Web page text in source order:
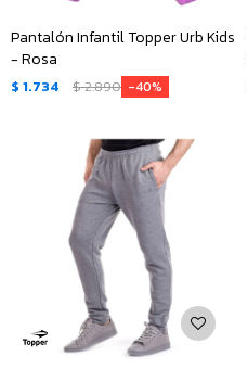
Pantalón Infantil Topper Urb Kids
- Rosa
$ 1.734 $2.890 40